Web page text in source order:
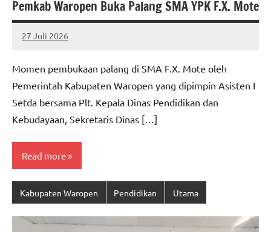
Pemkab Waropen Buka Palang SMA YPK F.X. Mote
27 Juli 2026
MEPAGO
No
Momen pembukaan palang di SMA F.X. Mote oleh
Pemerintah Kabupaten Waropen yang dipimpin Asisten I
Setda bersama Plt. Kepala Dinas Pendidikan dan
Kebudayaan, Sekretaris Dinas […]
Read more
Kabupaten Waropen Pendidikan Utama